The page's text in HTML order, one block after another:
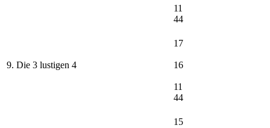
11
44
9. Die 3 lustigen 4
17
16
11
44
15